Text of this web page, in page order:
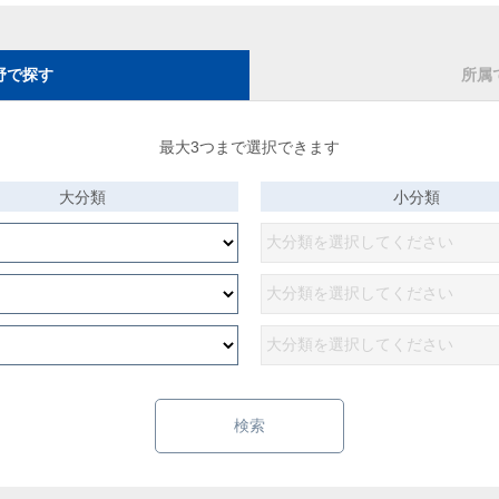
で探す 所属
最大3つまで選択できます
大分類 小分類
検索